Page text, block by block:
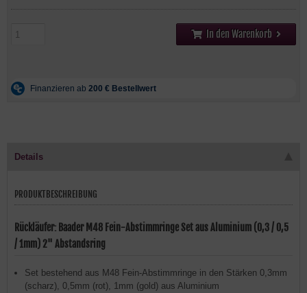
In den Warenkorb
Details
PRODUKTBESCHREIBUNG
Rückläufer: Baader M48 Fein-Abstimmringe Set aus Aluminium (0,3 / 0,5
/ 1mm) 2" Abstandsring
Set bestehend aus M48 Fein-Abstimmringe in den Stärken 0,3mm
(scharz), 0,5mm (rot), 1mm (gold) aus Aluminium